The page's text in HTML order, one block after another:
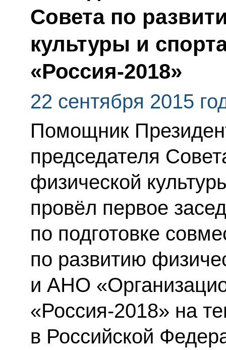
Совета по
культуры и
«Россия-2018»
22 сентября 2015
Помощник
председателя
физической
провёл первое
по подготовке
по развитию
и АНО
«Россия-2018» на
в Российской